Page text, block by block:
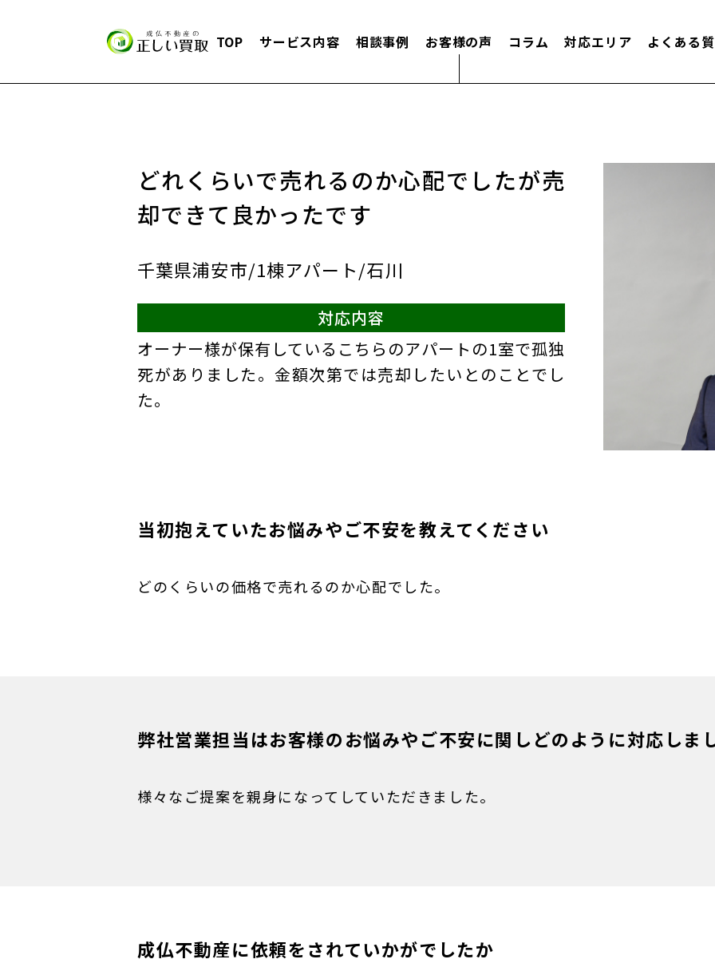
TOP サービス内容 相談事例 お客様の声 コラム 対応エリア よくある
どれくらいで売れるのか心配でしたが売
却できて良かったです
千葉県浦安市/1棟アパート/石川
対応内容
オーナー様が保有しているこちらのアパートの1室で孤独
死がありました。金額次第では売却したいとのことでし
た。
当初抱えていたお悩みやご不安を教えてください
どのくらいの価格で売れるのか心配でした。
弊社営業担当はお客様のお悩みやご不安に関しどのように対応しま
様々なご提案を親身になってしていただきました。
成仏不動産に依頼をされていかがでしたか